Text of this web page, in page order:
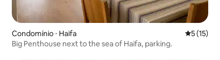
Condomínio ⋅ Haifa 5 de uma
5 (15)
Big Penthouse next to the sea of Haifa, parking.